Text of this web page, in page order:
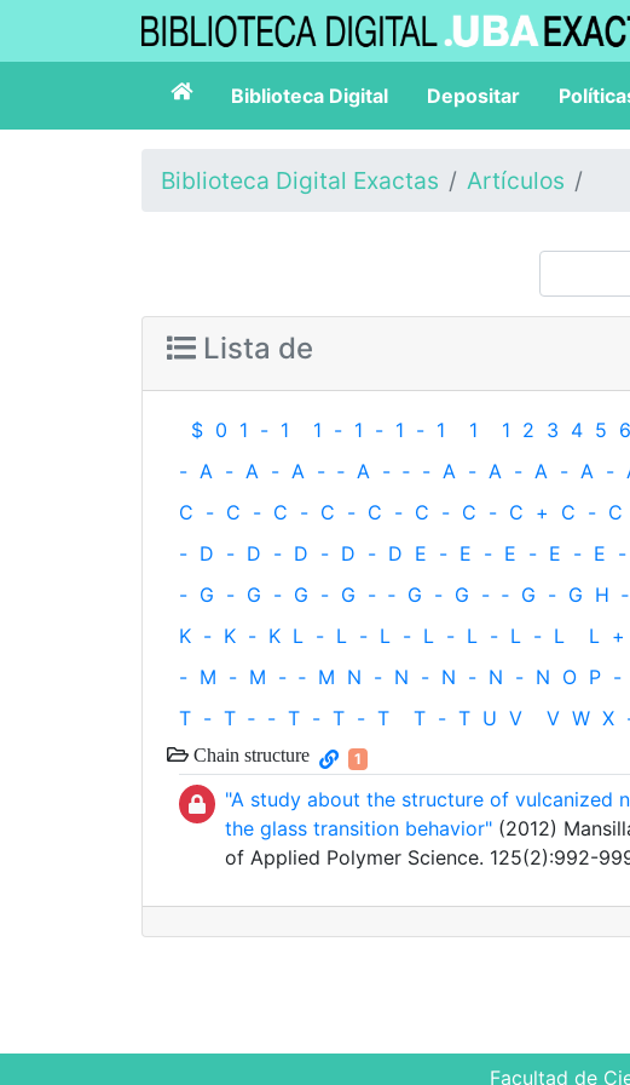
Biblioteca Digital Depositar
Biblioteca Digital Exactas Artículos
Lista de
$ 0 1 - 1 1 - 1 - 1 - 1 1 1 2 3 4 5 6
- A - A - A - ‐ A - ‐ - A - A - A - A -
C - C - C - C - C - C - C - C + C - C
- D - D - D - D - D E - E - E - E - E -
- G - G - G - G - ‐ G - G - ‐ G - G H ‐
K - K - K L - L - L - L - L - L - L L +
- M - M - ‐ M N - N - N - N - N O P -
T - T ‐ - T - T - T T - T U V V W X
Chain structure 1
"A study about the structure of vulcanized
the glass transition behavior" (2012)
of Applied Polymer Science. 125(2):992-
Facultad de